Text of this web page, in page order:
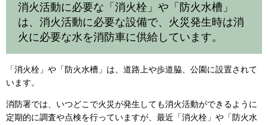
消火活動に必要な「消火栓」や「防火水槽」
は、消火活動に必要な設備で、火災発生時は消
火に必要な水を消防車に供給しています。
「消火栓」や「防火水槽」は、道路上や歩道脇、公園に設置されて
います。
消防署では、いつどこで火災が発生しても消火活動ができるように
定期的に調査や点検を行っていますが、最近「消火栓」や「防火水